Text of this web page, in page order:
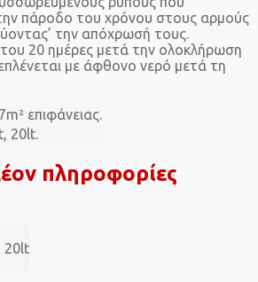
πάροδο του χρόνου στους αρμούς
την απόχρωσή τους.
20 ημέρες μετά την ολοκλήρωση
με άφθονο νερό μετά τη
επιφάνειας.
20lt.
πληροφορίες
20lt